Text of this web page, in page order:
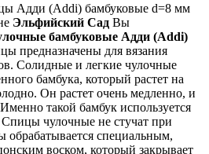
Адди (Addi) бамбуковые d=8 мм
Эльфийский Сад Вы
бамбуковые Адди (Addi)
предназначены для вязания
Солидные и легкие чулочные
бамбука, который растет на
Он растет очень медленно, и
такой бамбук используется
чулочные не стучат при
обрабатывается специальным,
воском, который закрывает